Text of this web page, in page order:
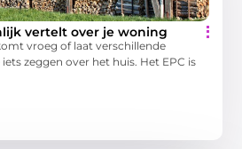
vertelt over je woning
vroeg of laat verschillende
zeggen over het huis. Het EPC is